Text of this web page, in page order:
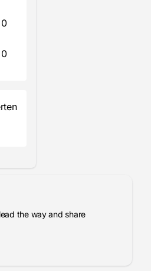
0
0
the way and share